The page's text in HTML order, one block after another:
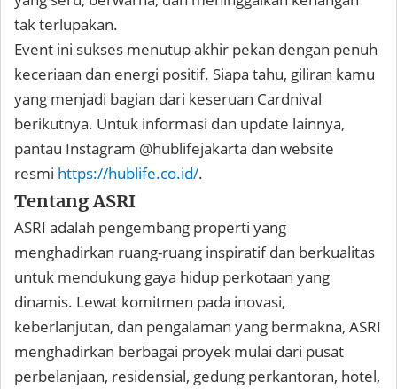
tak terlupakan.
Event ini sukses menutup akhir pekan dengan penuh
keceriaan dan energi positif. Siapa tahu, giliran kamu
yang menjadi bagian dari keseruan Cardnival
berikutnya. Untuk informasi dan update lainnya,
pantau Instagram @hublifejakarta dan website
resmi https://hublife.co.id/.
Tentang ASRI
ASRI adalah pengembang properti yang
menghadirkan ruang-ruang inspiratif dan berkualitas
untuk mendukung gaya hidup perkotaan yang
dinamis. Lewat komitmen pada inovasi,
keberlanjutan, dan pengalaman yang bermakna, ASRI
menghadirkan berbagai proyek mulai dari pusat
perbelanjaan, residensial, gedung perkantoran, hotel,